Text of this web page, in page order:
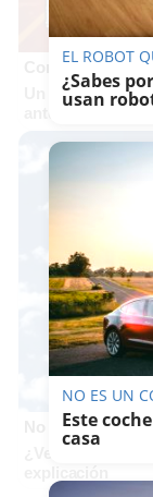
Corepunk
Un verdadero
No es tu
EL ROBOT
¿Sabes
usan
NO ES UN
Este
casa